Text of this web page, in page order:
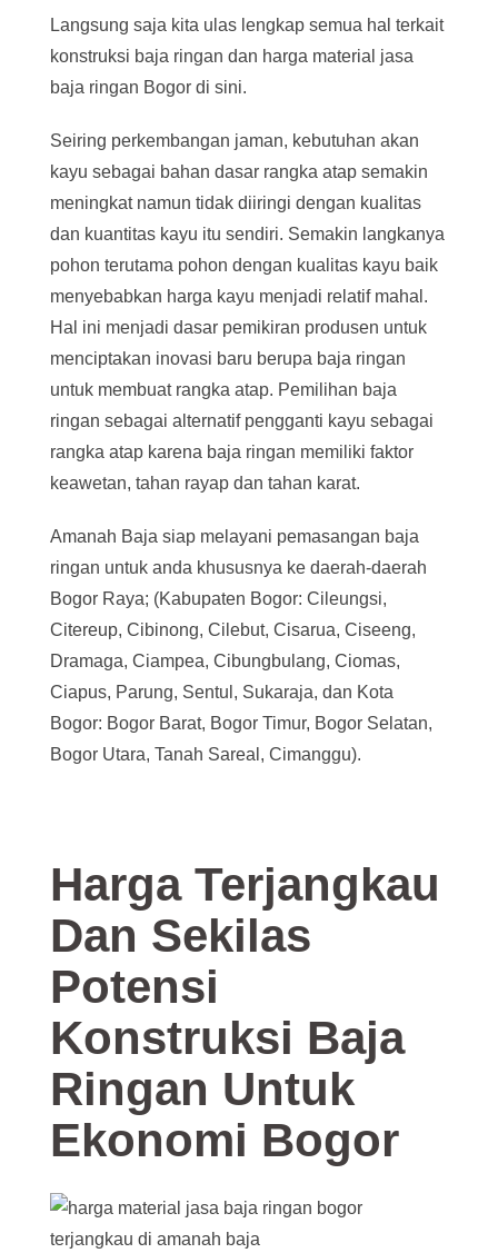
Langsung saja kita ulas lengkap semua hal terkait
konstruksi baja ringan dan harga material jasa
baja ringan Bogor di sini.
Seiring perkembangan jaman, kebutuhan akan
kayu sebagai bahan dasar rangka atap semakin
meningkat namun tidak diiringi dengan kualitas
dan kuantitas kayu itu sendiri. Semakin langkanya
pohon terutama pohon dengan kualitas kayu baik
menyebabkan harga kayu menjadi relatif mahal.
Hal ini menjadi dasar pemikiran produsen untuk
menciptakan inovasi baru berupa baja ringan
untuk membuat rangka atap. Pemilihan baja
ringan sebagai alternatif pengganti kayu sebagai
rangka atap karena baja ringan memiliki faktor
keawetan, tahan rayap dan tahan karat.
Amanah Baja siap melayani pemasangan baja
ringan untuk anda khususnya ke daerah-daerah
Bogor Raya; (Kabupaten Bogor: Cileungsi,
Citereup, Cibinong, Cilebut, Cisarua, Ciseeng,
Dramaga, Ciampea, Cibungbulang, Ciomas,
Ciapus, Parung, Sentul, Sukaraja, dan Kota
Bogor: Bogor Barat, Bogor Timur, Bogor Selatan,
Bogor Utara, Tanah Sareal, Cimanggu).
Harga Terjangkau
Dan Sekilas
Potensi
Konstruksi Baja
Ringan Untuk
Ekonomi Bogor